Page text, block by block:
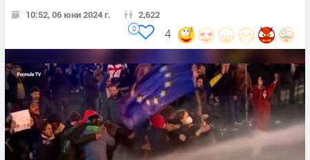
10:52, 06 юни 2024 г. 2,622
4
0